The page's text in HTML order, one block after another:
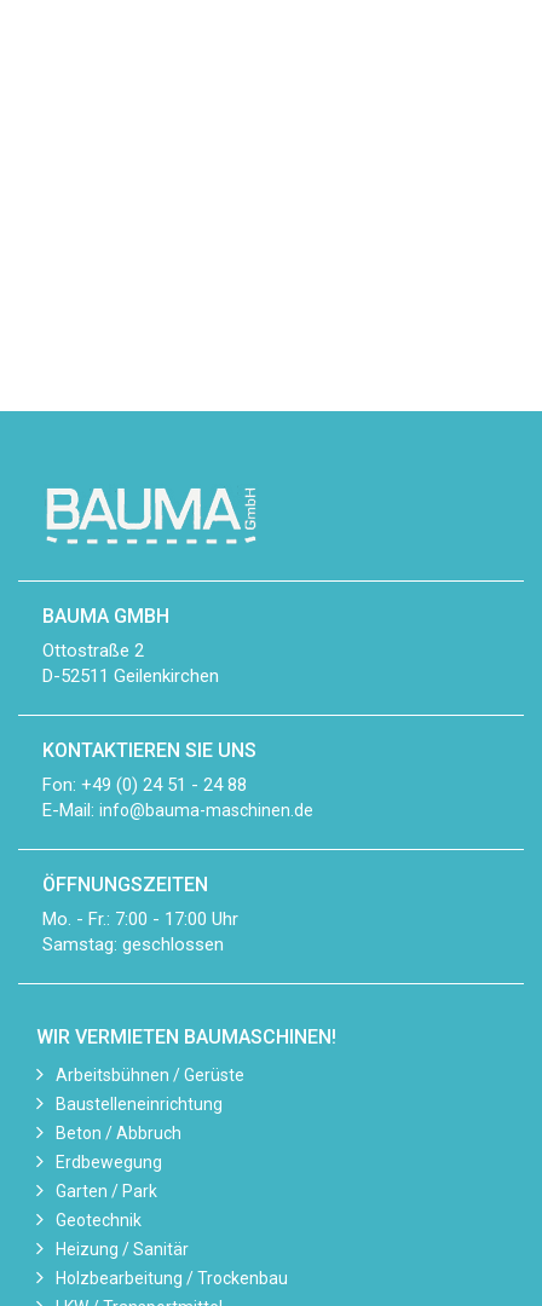
BAUMA GMBH
Ottostraße 2
D-52511 Geilenkirchen
KONTAKTIEREN SIE UNS
Fon: +49 (0) 24 51 - 24 88
E-Mail: info@bauma-maschinen.de
ÖFFNUNGSZEITEN
Mo. - Fr.: 7:00 - 17:00 Uhr
Samstag: geschlossen
WIR VERMIETEN BAUMASCHINEN!
Arbeitsbühnen / Gerüste
Baustelleneinrichtung
Beton / Abbruch
Erdbewegung
Garten / Park
Geotechnik
Heizung / Sanitär
Holzbearbeitung / Trockenbau